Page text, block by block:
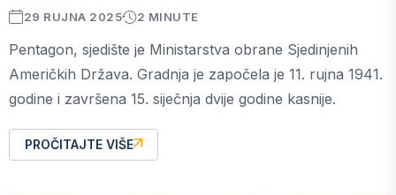
29 RUJNA 2025 2 MINUTE
Pentagon, sjedište je Ministarstva obrane Sjedinjenih
Američkih Država. Gradnja je započela je 11. rujna 1941.
godine i završena 15. siječnja dvije godine kasnije.
PROČITAJTE VIŠE